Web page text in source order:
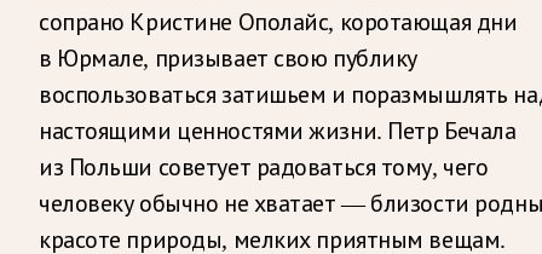
сопрано Кристине Ополайс, коротающая дни
в Юрмале, призывает свою публику
воспользоваться затишьем и поразмышлять
настоящими ценностями жизни. Петр Бечала
из Польши советует радоваться тому, чего
человеку обычно не хватает — близости
красоте природы, мелких приятным вещам.